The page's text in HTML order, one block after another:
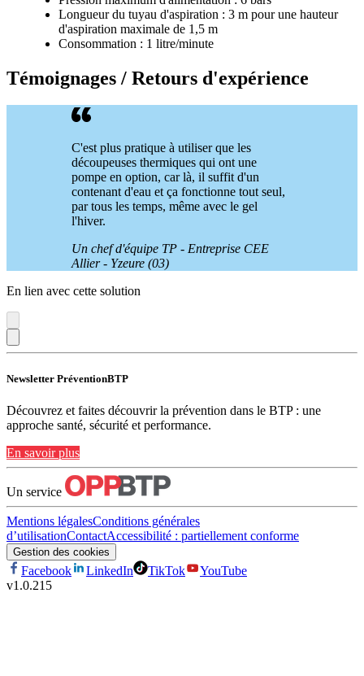
Longueur du tuyau d'aspiration : 3 m pour une hauteur
d'aspiration maximale de 1,5 m
Consommation : 1 litre/minute
Témoignages / Retours d'expérience
C'est plus pratique à utiliser que les
découpeuses thermiques qui ont une
pompe en option, car là, il suffit d'un
contenant d'eau et ça fonctionne tout seul,
par tous les temps, même avec le gel
l'hiver.
Un chef d'équipe TP - Entreprise CEE
Allier - Yzeure (03)
En lien avec cette solution
Newsletter PréventionBTP
Découvrez et faites découvrir la prévention dans le BTP : une
approche santé, sécurité et performance.
En savoir plus
Un service
Mentions légalesConditions générales
d’utilisationContactAccessibilité : partiellement conforme
Gestion des cookies
Facebook LinkedIn TikTok
YouTube
v1.0.215